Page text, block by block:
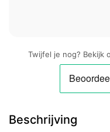
Twijfel je nog? Bekijk
Beschrijving